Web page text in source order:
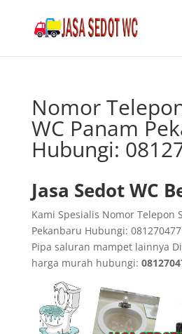
Nomor
WC Panam
Hubungi:
Jasa Sedot WC
Kami Spesialis Nomor Telepon
Pekanbaru Hubungi:
Pipa saluran mampet lainnya
harga murah hubungi: